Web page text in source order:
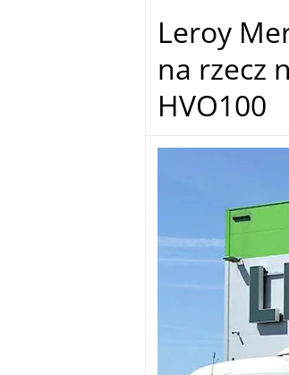
Leroy
na rzecz
HVO100